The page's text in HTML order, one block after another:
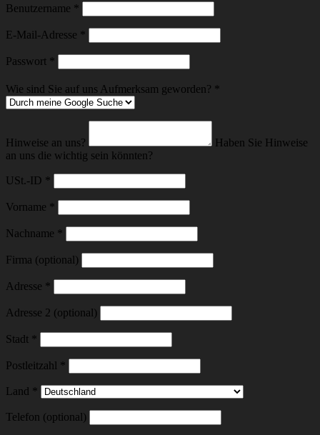
Benutzername *
E-Mail-Adresse *
Passwort *
Wie sind Sie auf uns Aufmerksam geworden? *
Hinweise an uns?
Haben Sie Hinweise
an uns die wichtig sein könnten?
USt.-ID *
Vorname *
Nachname *
Firma (optional)
Adresse *
Adresse 2 (optional)
Stadt *
Postleitzahl *
Land *
Telefon (optional)